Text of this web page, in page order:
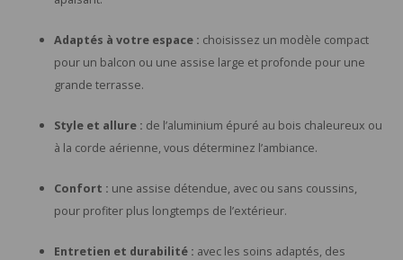
Adaptés à votre espace : choisissez un modèle compact
pour un balcon ou une assise large et profonde pour une
grande terrasse.
Style et allure : de l’aluminium épuré au bois chaleureux ou
à la corde aérienne, vous déterminez l’ambiance.
Confort : une assise détendue, avec ou sans coussins,
pour profiter plus longtemps de l’extérieur.
Entretien et durabilité : avec les soins adaptés, des